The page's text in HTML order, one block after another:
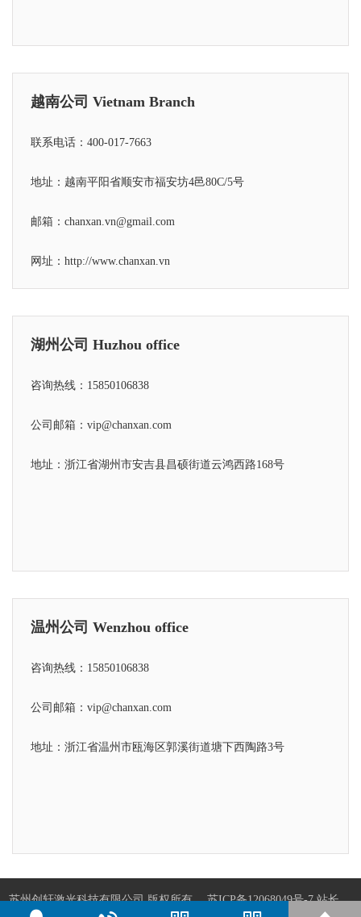
越南公司 Vietnam Branch
联系电话：400-017-7663
地址：越南平阳省顺安市福安坊4邑80C/5号
邮箱：chanxan.vn@gmail.com
网址：http://www.chanxan.vn
湖州公司 Huzhou office
咨询热线：15850106838
公司邮箱：vip@chanxan.com
地址：浙江省湖州市安吉县昌硕街道云鸿西路168号
温州公司 Wenzhou office
咨询热线：15850106838
公司邮箱：vip@chanxan.com
地址：浙江省温州市瓯海区郭溪街道塘下西陶路3号
苏州创轩激光科技有限公司 版权所有 苏ICP备12068049号-7 站长